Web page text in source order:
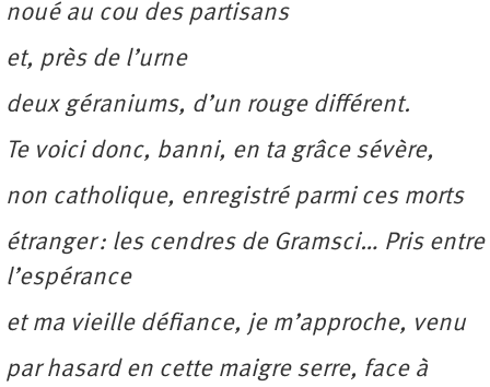
noué au cou des partisans
et, près de l’urne
deux géraniums, d’un rouge différent.
Te voici donc, banni, en ta grâce sévère,
non catholique, enregistré parmi ces morts
étranger : les cendres de Gramsci… Pris entre
l’espérance
et ma vieille défiance, je m’approche, venu
par hasard en cette maigre serre, face à